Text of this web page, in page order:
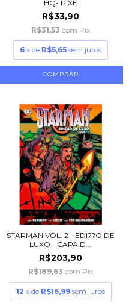
HQ- PIXE
R$33,90
R$31,53 com Pix
6 x de R$5,65 sem juros
STARMAN VOL. 2 - EDI??O DE
LUXO - CAPA D...
R$203,90
R$189,63 com Pix
12 x de R$16,99 sem juros